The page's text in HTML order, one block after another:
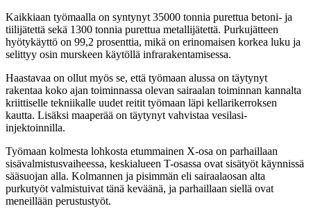
Kaikkiaan työmaalla on syntynyt 35000 tonnia purettua betoni- ja
tiilijätettä sekä 1300 tonnia purettua metallijätettä. Purkujätteen
hyötykäyttö on 99,2 prosenttia, mikä on erinomaisen korkea luku ja
selittyy osin murskeen käytöllä infrarakentamisessa.
Haastavaa on ollut myös se, että työmaan alussa on täytynyt
rakentaa koko ajan toiminnassa olevan sairaalan toiminnan kannalta
kriittiselle tekniikalle uudet reitit työmaan läpi kellarikerroksen
kautta. Lisäksi maaperää on täytynyt vahvistaa vesilasi-
injektoinnilla.
Työmaan kolmesta lohkosta etummainen X-osa on parhaillaan
sisävalmistusvaiheessa, keskialueen T-osassa ovat sisätyöt käynnissä
sääsuojan alla. Kolmannen ja pisimmän eli sairaalaosan alta
purkutyöt valmistuivat tänä keväänä, ja parhaillaan siellä ovat
meneillään perustustyöt.